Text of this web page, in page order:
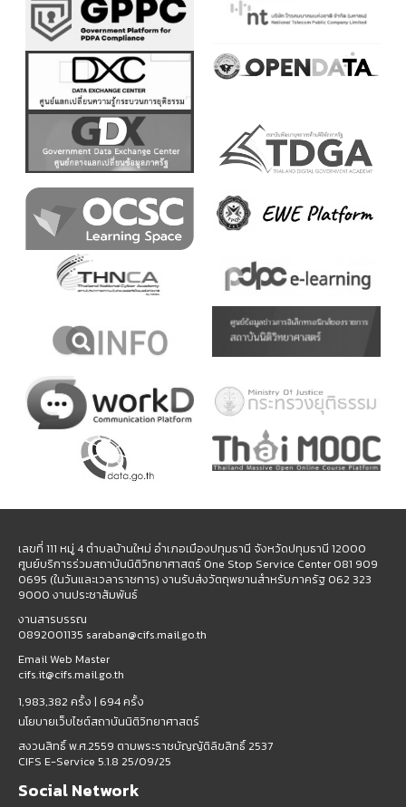
เลขที่ 111 หมู่ 4 ตำบลบ้านใหม่ อำเภอเมืองปทุมธานี จังหวัดปทุมธานี 12000
ศูนย์บริการร่วมสถาบันนิติวิทยาศาสตร์ One Stop Service Center 081 909
0695 (ในวันและเวลาราชการ) งานรับส่งวัตถุพยานสำหรับภาครัฐ 062 323
9000 งานประชาสัมพันธ์
งานสารบรรณ
0892001135 saraban@cifs.mail.go.th
Email Web Master
cifs.it@cifs.mail.go.th
1,983,382 ครั้ง | 694 ครั้ง
นโยบายเว็บไซต์สถาบันนิติวิทยาศาสตร์
สงวนสิทธิ์ พ.ศ.2559 ตามพระราชบัญญัติลิขสิทธิ์ 2537
CIFS E-Service 5.1.8 25/09/25
Social Network